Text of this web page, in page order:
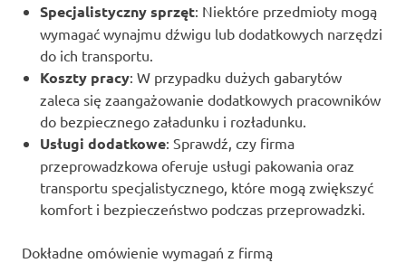
Specjalistyczny sprzęt: Niektóre przedmioty mogą
wymagać wynajmu dźwigu lub dodatkowych narzędzi
do ich transportu.
Koszty pracy: W przypadku dużych gabarytów
zaleca się zaangażowanie dodatkowych pracowników
do bezpiecznego załadunku i rozładunku.
Usługi dodatkowe: Sprawdź, czy firma
przeprowadzkowa oferuje usługi pakowania oraz
transportu specjalistycznego, które mogą zwiększyć
komfort i bezpieczeństwo podczas przeprowadzki.
Dokładne omówienie wymagań z firmą